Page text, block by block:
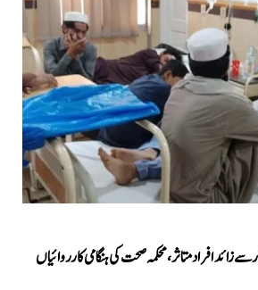
میں ہیضے کی وباء، 3 ہزار سے زائد افراد متاثر، محکمہ صحت کی ہنگامی کارروائیاں